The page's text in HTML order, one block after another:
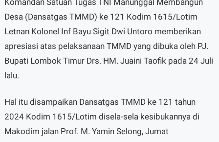
Desa (Dansatgas TMMD) ke 121 Kodim 1615/Lotim
Letnan Kolonel Inf Bayu Sigit Dwi Untoro memberikan
apresiasi atas pelaksanaan TMMD yang dibuka oleh PJ.
Bupati Lombok Timur Drs. HM. Juaini Taofik pada 24 Juli
lalu.
Hal itu disampaikan Dansatgas TMMD ke 121 tahun
2024 Kodim 1615/Lotim disela-sela kesibukannya di
Makodim jalan Prof. M. Yamin Selong, Jumat